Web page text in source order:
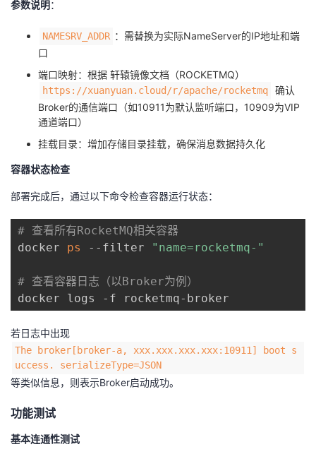
参数说明：
NAMESRV_ADDR ：需替换为实际NameServer的IP地址和端
口
端口映射：根据 轩辕镜像文档（ROCKETMQ）
https://xuanyuan.cloud/r/apache/rocketmq
确认
Broker的通信端口（如10911为默认监听端口，10909为VIP
通道端口）
挂载目录：增加存储目录挂载，确保消息数据持久化
容器状态检查
部署完成后，通过以下命令检查容器运行状态：
# 查看所有RocketMQ相关容器
docker ps --filter "name=rocketmq-"
# 查看容器日志（以Broker为例）
若日志中出现
The broker[broker-a, xxx.xxx.xxx.xxx:10911] boot s
uccess. serializeType=JSON
等类似信息，则表示Broker启动成功。
功能测试
基本连通性测试